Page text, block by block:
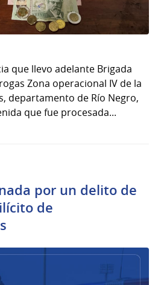
que llevo adelante Brigada
Zona operacional IV de la
departamento de Río Negro,
que fue procesada...
por un delito de
de